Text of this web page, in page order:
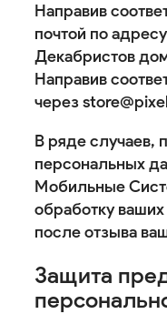
Направив
почтой по
Декабристов дом
Направив
через
В ряде
персональных
Мобильные
обработку
после отзыва
Защита